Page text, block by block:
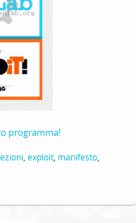
programma!
,exploit, manifesto,